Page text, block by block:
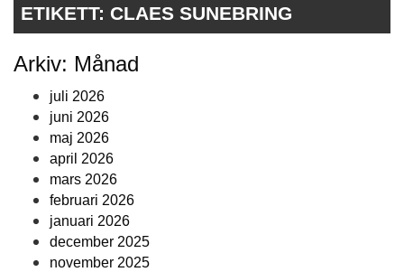
ANNONSERA
ETIKETT: CLAES SUNEBRING
Arkiv: Månad
juli 2026
juni 2026
maj 2026
april 2026
mars 2026
februari 2026
januari 2026
december 2025
november 2025